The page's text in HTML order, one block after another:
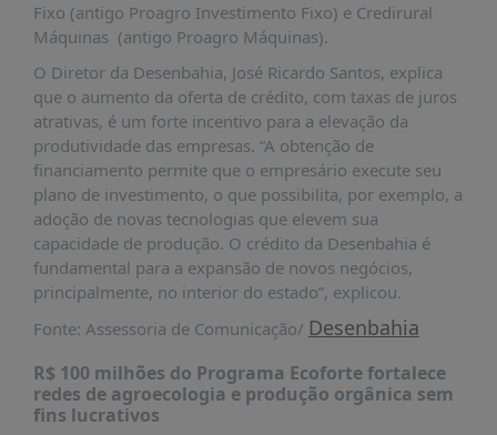
PUBLICAÇÕES
REVISTA
RUMOS
LIVROS
ESTUDOS
NOTÍCIAS
PRÊMIO
ABDE-
BID
PRÊMIO
DE
JORNALISMO
SABER
Fixo (antigo Proagro Investimento Fixo) e Credirural
Máquinas (antigo Proagro Máquinas).
O Diretor da Desenbahia, José Ricardo Santos, explica
que o aumento da oferta de crédito, com taxas de juros
atrativas, é um forte incentivo para a elevação da
produtividade das empresas. “A obtenção de
financiamento permite que o empresário execute seu
plano de investimento, o que possibilita, por exemplo, a
adoção de novas tecnologias que elevem sua
capacidade de produção. O crédito da Desenbahia é
fundamental para a expansão de novos negócios,
principalmente, no interior do estado”, explicou.
Fonte: Assessoria de Comunicação/ Desenbahia
R$ 100 milhões do Programa Ecoforte fortalece
redes de agroecologia e produção orgânica sem
fins lucrativos